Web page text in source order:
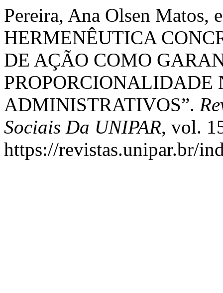
Pereira, Ana Olsen Matos,
HERMENÊUTICA
DE AÇÃO COMO
PROPORCIONALIDADE
ADMINISTRATIVOS”.
Sociais Da UNIPAR, vol.
https://revistas.unipar.br/